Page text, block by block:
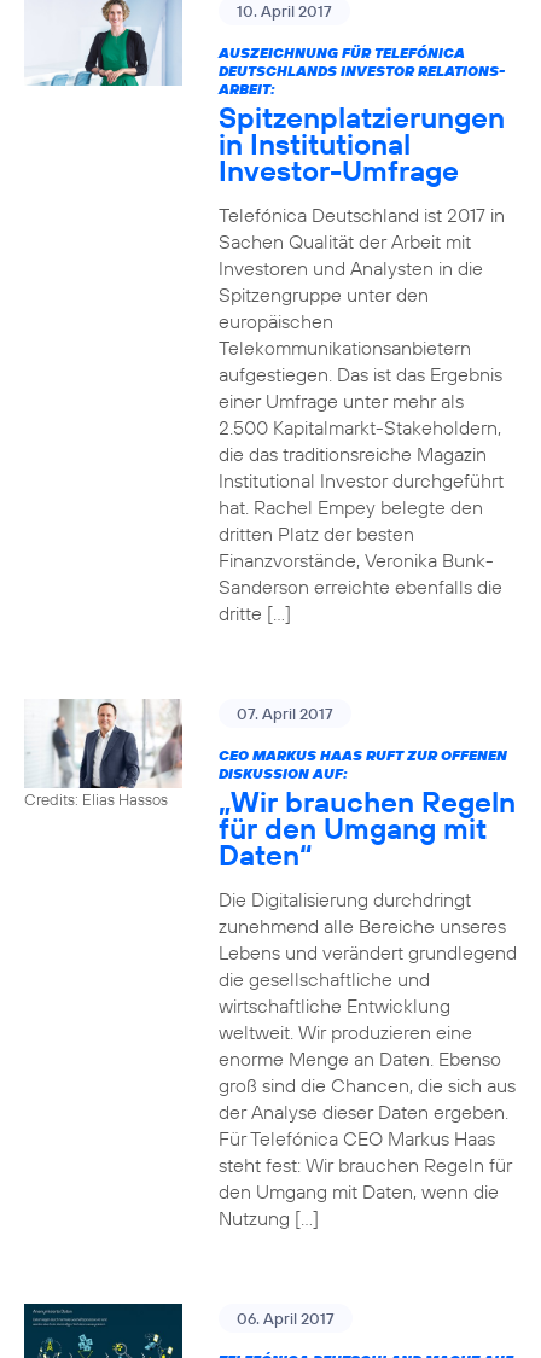
10. April 2017
AUSZEICHNUNG FÜR TELEFÓNICA
DEUTSCHLANDS INVESTOR RELATIONS-
ARBEIT:
Spitzenplatzierungen
in Institutional
Investor-Umfrage
Telefónica Deutschland ist 2017 in
Sachen Qualität der Arbeit mit
Investoren und Analysten in die
Spitzengruppe unter den
europäischen
Telekommunikationsanbietern
aufgestiegen. Das ist das Ergebnis
einer Umfrage unter mehr als
2.500 Kapitalmarkt-Stakeholdern,
die das traditionsreiche Magazin
Institutional Investor durchgeführt
hat. Rachel Empey belegte den
dritten Platz der besten
Finanzvorstände, Veronika Bunk-
Sanderson erreichte ebenfalls die
dritte […]
Credits: Elias Hassos
07. April 2017
CEO MARKUS HAAS RUFT ZUR OFFENEN
DISKUSSION AUF:
„Wir brauchen Regeln
für den Umgang mit
Daten“
Die Digitalisierung durchdringt
zunehmend alle Bereiche unseres
Lebens und verändert grundlegend
die gesellschaftliche und
wirtschaftliche Entwicklung
weltweit. Wir produzieren eine
enorme Menge an Daten. Ebenso
groß sind die Chancen, die sich aus
der Analyse dieser Daten ergeben.
Für Telefónica CEO Markus Haas
steht fest: Wir brauchen Regeln für
den Umgang mit Daten, wenn die
Nutzung […]
06. April 2017